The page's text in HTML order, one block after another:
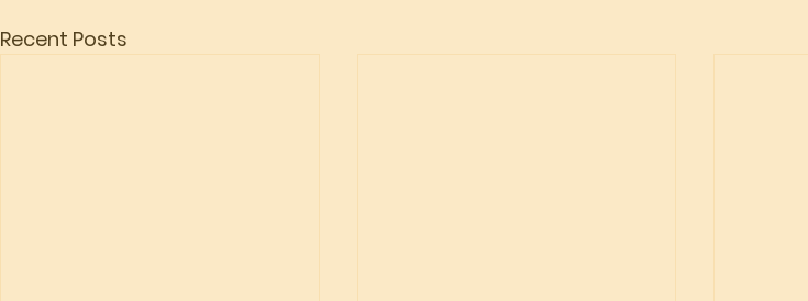
Recent Posts